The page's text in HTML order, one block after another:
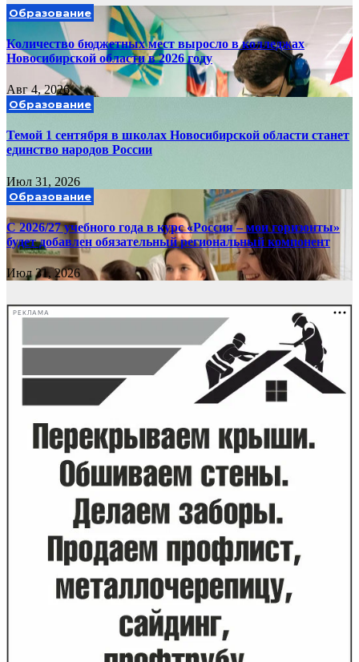
Образование
Количество бюджетных мест выросло в колледжах
Новосибирской области в 2026 году
Авг 4, 2026
Образование
Темой 1 сентября в школах Новосибирской области станет
единство народов России
Июл 31, 2026
Образование
С 2026/27 учебного года в курс «Россия – мои горизонты»
будет добавлен обязательный региональный компонент
Июл 31, 2026
РЕКЛАМА